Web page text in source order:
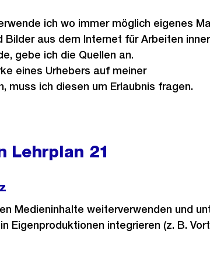
ich wo immer möglich eigenes
Bilder aus dem Internet für Arbeiten
gebe ich die Quellen an.
eines Urhebers auf meiner
muss ich diesen um Erlaubnis fragen.
Lehrplan 21
Medieninhalte weiterverwenden und
Eigenproduktionen integrieren (z. B.